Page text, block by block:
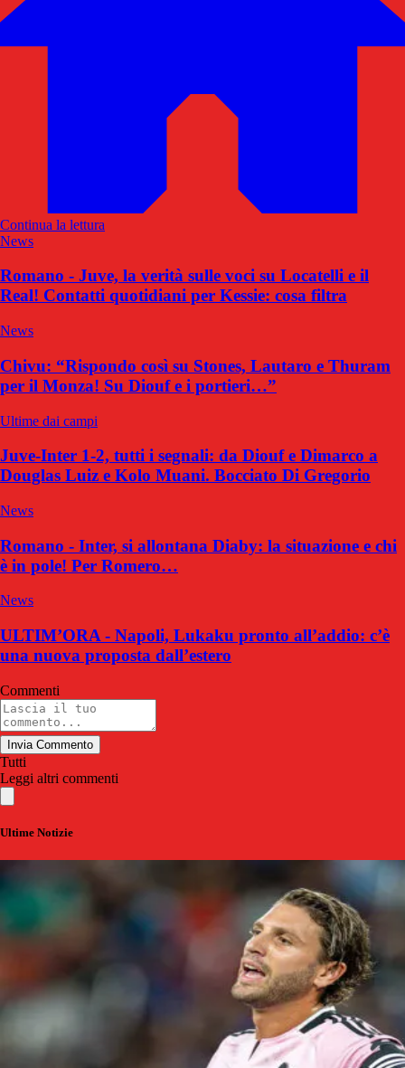
Continua la lettura
News
Romano - Juve, la verità sulle voci su Locatelli e il
Real! Contatti quotidiani per Kessie: cosa filtra
News
Chivu: “Rispondo così su Stones, Lautaro e Thuram
per il Monza! Su Diouf e i portieri…”
Ultime dai campi
Juve-Inter 1-2, tutti i segnali: da Diouf e Dimarco a
Douglas Luiz e Kolo Muani. Bocciato Di Gregorio
News
Romano - Inter, si allontana Diaby: la situazione e chi
è in pole! Per Romero…
News
ULTIM’ORA - Napoli, Lukaku pronto all’addio: c’è
una nuova proposta dall’estero
Commenti
Invia Commento
Tutti
Leggi altri commenti
Ultime Notizie